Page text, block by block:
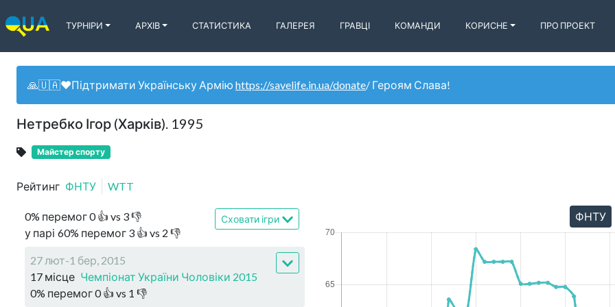
ТУРНІРИ АРХІВ СТАТИСТИКА ГАЛЕРЕЯ ГРАВЦІ КОМАНДИ КОРИСНЕ ПРО ПРОЕКТ
🙏🇺🇦❤️Підтримати Українську Армію https://savelife.in.ua/donate/ Героям Слава!
Нетребко Ігор (Харків). 1995
Майстер спорту
Рейтинг ФНТУ WTT
0% перемог0👍 vs 3👎
у парі 60% перемог 3 👍 vs 2 👎
Сховати ігри
27 лют-1 бер, 2015
17 місце Чемпіонат України Чоловіки 2015
0% перемог0👍 vs 1 👎
ФНТУ